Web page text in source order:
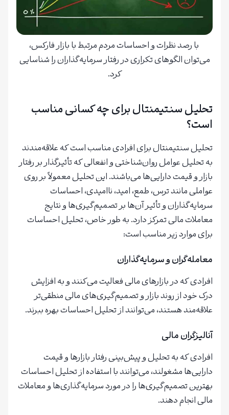
با رصد نظرات و احساسات مردم مرتبط با بازار فارکس،
می‌توان الگوهای تکراری در رفتار سرمایه‌گذاران را شناسایی
کرد.
تحلیل سنتیمنتال برای چه کسانی مناسب
است؟
تحلیل سنتیمنتال برای افرادی مناسب است که علاقه‌مندند
به تحلیل عوامل روان‌شناختی و انفعالی که تأثیرگذار بر رفتار
بازار و قیمت دارایی‌ها می‌باشند. این تحلیل معمولاً بر روی
عواملی مانند ترس، طمع، امید، ناامیدی، احساسات
سرمایه‌گذاران و تأثیر آن‌ها بر تصمیم‌گیری‌ها و نتایج
معاملات مالی تمرکز دارد. به طور خاص، تحلیل احساسات
برای موارد زیر مناسب است:
معامله‌گران و سرمایه‌گذاران
افرادی که در بازارهای مالی فعالیت می‌کنند و به افزایش
درک خود از روند بازار و تصمیم‌گیری‌های مالی منطقی‌تر
علاقه‌مند هستند، می‌توانند از تحلیل احساسات بهره ببرند.
آنالیزگران مالی
افرادی که به تحلیل و پیش‌بینی رفتار بازارها و قیمت
دارایی‌ها مشغولند، می‌توانند با استفاده از تحلیل احساسات
بهترین تصمیم‌گیری‌ها را در مورد سرمایه‌گذاری‌ها و معاملات
مالی انجام دهند.